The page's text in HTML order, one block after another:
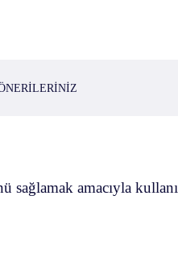
sağlamak amacıyla